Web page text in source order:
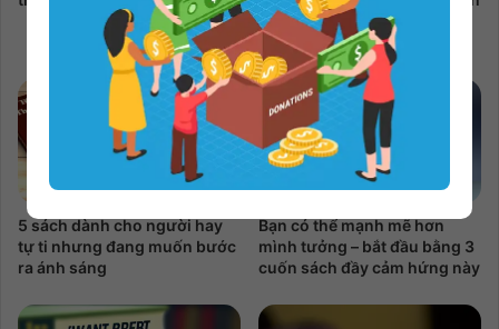
giúp bạn hiểu điều đó sâu
sắc
5 sách dành cho người hay
tự ti nhưng đang muốn bước
ra ánh sáng
Bạn có thể mạnh mẽ hơn
mình tưởng – bắt đầu bằng 3
cuốn sách đầy cảm hứng này